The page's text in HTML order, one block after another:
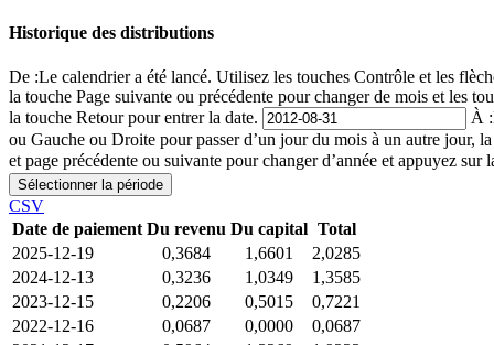
Historique des distributions
De :Le calendrier a été lancé. Utilisez les touches Contrôle et les
la touche Page suivante ou précédente pour changer de mois et les
la touche Retour pour entrer la date.
À :
ou Gauche ou Droite pour passer d’un jour du mois à un autre jour,
et page précédente ou suivante pour changer d’année et appuyez
Sélectionner la période
CSV
Date de paiement Du revenu Du capital Total
2025-12-19
0,3684 1,6601
2,0285
2024-12-13
0,3236 1,0349
1,3585
2023-12-15
0,2206 0,5015
0,7221
2022-12-16
0,0687 0,0000
0,0687